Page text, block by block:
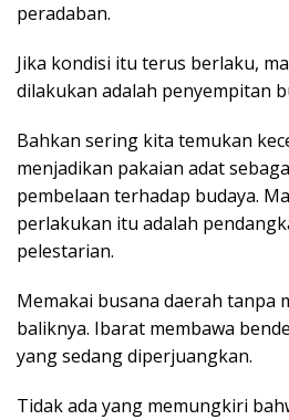
peradaban.
Jika kondisi itu terus berlaku,
dilakukan adalah penyempitan
Bahkan sering kita temukan
menjadikan pakaian adat
pembelaan terhadap budaya.
perlakukan itu adalah
pelestarian.
Memakai busana daerah tanpa
baliknya. Ibarat membawa
yang sedang diperjuangkan.
Tidak ada yang memungkiri